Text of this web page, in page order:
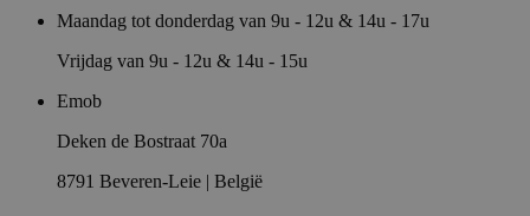
Maandag tot donderdag van 9u - 12u & 14u - 17u
Vrijdag van 9u - 12u & 14u - 15u
Emob
Deken de Bostraat 70a
8791 Beveren-Leie | België